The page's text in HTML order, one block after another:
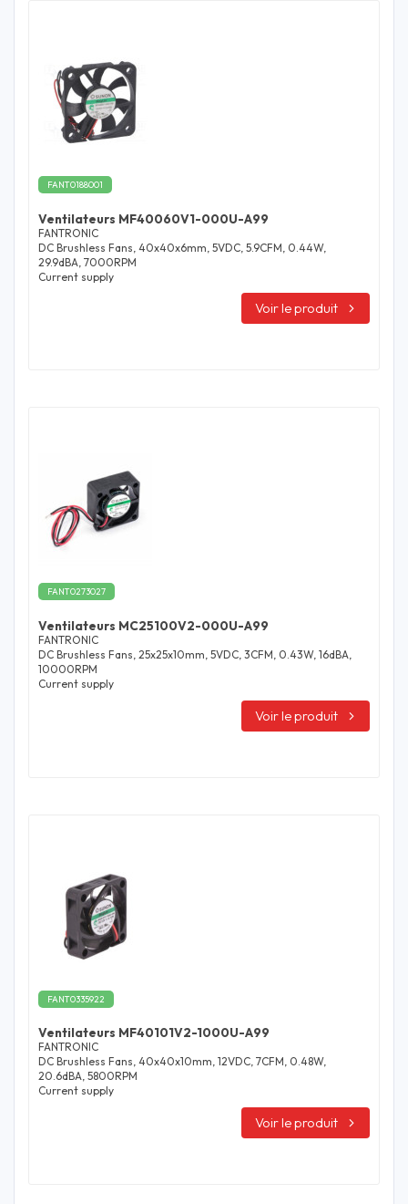
FANT0188001
Ventilateurs MF40060V1-000U-A99
FANTRONIC
DC Brushless Fans, 40x40x6mm, 5VDC, 5.9CFM, 0.44W,
29.9dBA, 7000RPM
Current supply
Voir le produit
FANT0273027
Ventilateurs MC25100V2-000U-A99
FANTRONIC
DC Brushless Fans, 25x25x10mm, 5VDC, 3CFM, 0.43W, 16dBA,
10000RPM
Current supply
Voir le produit
FANT0335922
Ventilateurs MF40101V2-1000U-A99
FANTRONIC
DC Brushless Fans, 40x40x10mm, 12VDC, 7CFM, 0.48W,
20.6dBA, 5800RPM
Current supply
Voir le produit